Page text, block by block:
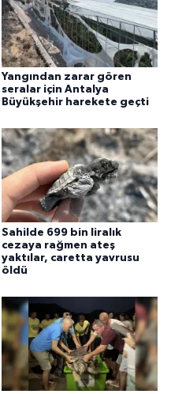
Yangından zarar gören
seralar için Antalya
Büyükşehir harekete geçti
Sahilde 699 bin liralık
cezaya rağmen ateş
yaktılar, caretta yavrusu
öldü